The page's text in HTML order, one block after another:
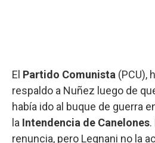
El Partido Comunista (PCU),
respaldo a Nuñez luego de
había ido al buque de guerra
la Intendencia de Canelones
renuncia, pero Legnani no la